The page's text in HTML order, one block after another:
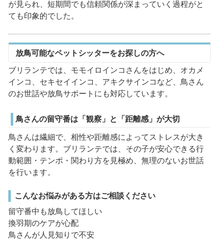
が見られ、短期間でも信頼関係が深まっていく過程がと
ても印象的でした。
放鳥可能なペットシッターをお探しの方へ
ブリランテでは、モモイロインコさんをはじめ、オカメ
インコ、セキセイインコ、アキクサインコなど、鳥さん
のお世話や放鳥サポートにも対応しています。
鳥さんの留守番は「観察」と「距離感」が大切
鳥さんは繊細で、相性や距離感によってストレスが大き
く変わります。ブリランテでは、その子が安心できる行
動範囲・テンポ・関わり方を見極め、無理のないお世話
を行います。
こんなお悩みがある方はご相談ください
留守番中も放鳥してほしい
換羽期のケアが心配
鳥さんが人見知りで不安